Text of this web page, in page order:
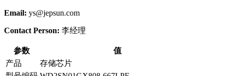
Email: ys@jepsun.com
Contact Person: 李经理
参数
值
产品
存储芯片